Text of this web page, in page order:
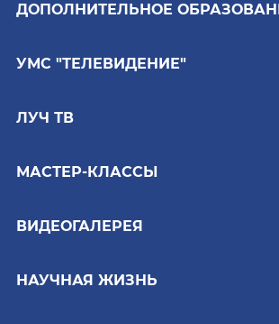
ДОПОЛНИТЕЛЬНОЕ
УМС "ТЕЛЕВИДЕНИЕ"
ЛУЧ ТВ
МАСТЕР-КЛАССЫ
ВИДЕОГАЛЕРЕЯ
НАУЧНАЯ ЖИЗНЬ